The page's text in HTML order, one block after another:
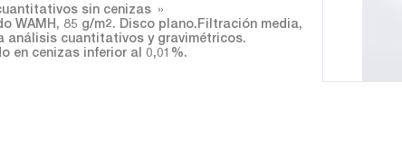
sin cenizas
WAMH, 85 g/m2. Disco plano.Filtración media,
análisis cuantitativos y gravimétricos.
en cenizas inferior al 0,01%.